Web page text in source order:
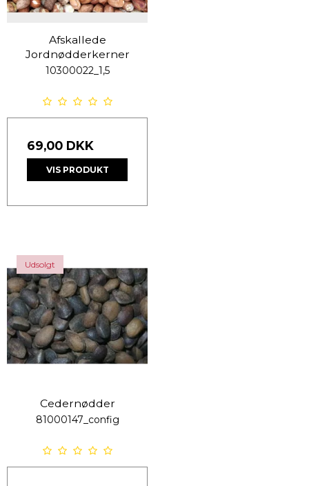
Afskallede
Jordnødderkerner
10300022_1,5
69,00 DKK
VIS PRODUKT
Udsolgt
Cedernødder
81000147_config